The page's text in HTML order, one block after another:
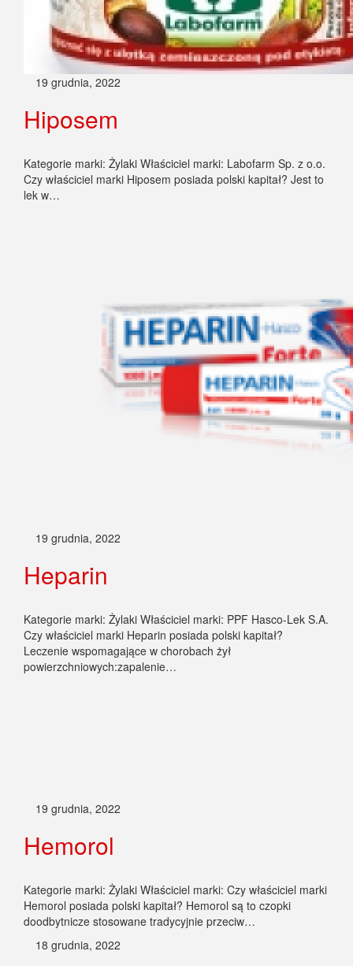
19 grudnia, 2022
Hiposem
Kategorie marki: Żylaki Właściciel marki: Labofarm Sp. z o.o.
Czy właściciel marki Hiposem posiada polski kapitał? Jest to
lek w…
19 grudnia, 2022
Heparin
Kategorie marki: Żylaki Właściciel marki: PPF Hasco-Lek S.A.
Czy właściciel marki Heparin posiada polski kapitał?
Leczenie wspomagające w chorobach żył
powierzchniowych:zapalenie…
Hemorol posiada polski kapitał? Hemorol są to czopki
doodbytnicze stosowane tradycyjnie przeciw…
18 grudnia, 2022
Hemorectal
Kategorie marki: Żylaki Właściciel marki: Omega Pharma
Poland Sp. z o.o. Czy właściciel marki Hemorectal posiada
polski kapitał? Żylaki odbytu,…